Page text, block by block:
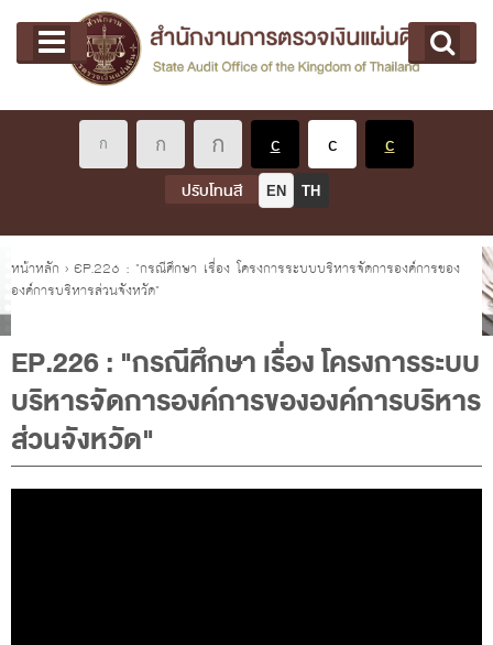
Main menu
หน้าแรก
เกี่ยวกับ คตง.
นโยบายการตรวจเงินแผ่นดิน
หลักเกณฑ์มาตรฐานเกี่ยวกับการตรวจเงินแผ่นดิน
ผู้ว่าการตรวจเงินแผ่นดิน
การบริหารและพัฒนาทรัพยากรบุคคล
ประวัติสำนักงานการตรวจเงินแผ่นดิน
พรป. ว่าด้วยการตรวจเงินแผ่นดิน พ.ศ. 2561
แผนปฏิบัติราชการ ระยะ 5 ปี (พ.ศ. 2566 - 2570)
พระราชดำรัส รัชกาลที่ 9
ปรับโทนสี EN TH
คุณอยู่ที่
หน้าหลัก › EP.226 : "กรณีศึกษา เรื่อง โครงการระบบบริหารจัดการองค์การของ
องค์การบริหารส่วนจังหวัด"
EP.226 : "กรณีศึกษา เรื่อง โครงการระบบ
บริหารจัดการองค์การขององค์การบริหาร
ส่วนจังหวัด"